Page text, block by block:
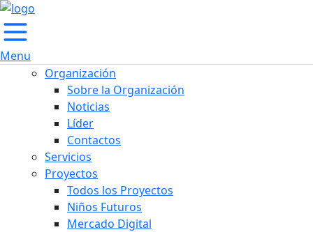
Menu
Organización
Sobre la Organización
Noticias
Líder
Contactos
Servicios
Proyectos
Todos los Proyectos
Niños Futuros
Mercado Digital